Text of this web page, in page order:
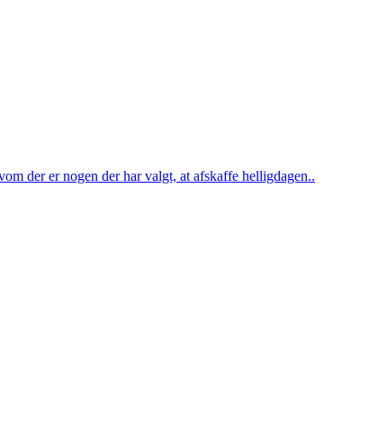
der er nogen der har valgt, at afskaffe helligdagen..